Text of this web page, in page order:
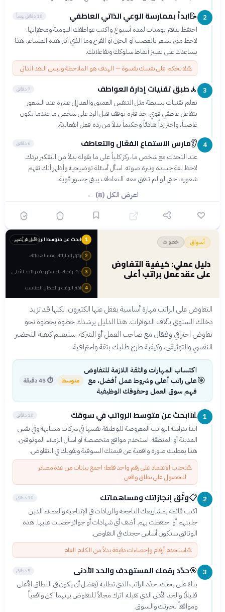
2
📝ابدأ بممارسة الوعي الذاتي العاطفي 10 دقائق يومياً
احتفظ بدفتر يوميات لمدة أسبوع واكتب عواطفك اليومية ومحفزاتها.
لاحظ متى تشعر بالغضب أو الحزن أو الفرح وما الذي أثار هذه المشاعر. هذا
يساعدك على تمييز أنماط سلوكك وتفاعلاتك.
⚠️لا تحكم على نفسك بقسوة — الهدف هو الملاحظة وليس النقد الذاتي
3
🧘طبق تقنيات إدارة العواطف 7 دقائق
تعلم تقنيات بسيطة مثل التنفس العميق والعد إلى عشرة عند الشعور
بتفاعل عاطفي قوي. خذ فترة توقف قبل الرد على شخص ما عندما تكون
غاضباً، واختر رداً هادئاً وحكيماً بدلاً من ردة فعل انفعالية.
4
👂مارس الاستماع الفعّال والتعاطف 6 دقائق
عند التحدث مع شخص ما، ركز كلياً على ما يقوله بدلاً من التفكير بردك.
لاحظ لغة جسده ونبرة صوته. اسأل أسئلة توضيحية وأظهر أنك تفهم
شعوره، حتى لو لم تتفق معه. التعاطف يبني جسور قوية.
اعرض الكل (8) ←
أسواق خطوات
دليل عملي: كيفية التفاوض
على عقد عمل براتب أعلى
قبل 4 أشهر 1 ابحث عن متوسط الرواتب في سوقك
2 وثّق إنجازاتك ومساهماتك
3 حدّد رقمك المستهدف والحد الأدنى
4 اختر الوقت والمكان المناسب
التفاوض على الراتب مهارة أساسية يغفل عنها الكثيرون، لكنها قد تزيد
دخلك السنوي بآلاف الدولارات. هذا الدليل يرشدك خطوة بخطوة نحو
تفاوض احترافي وفعّال مع صاحب العمل أو الشركة. ستتعلم كيفية التحضير
النفسي والتوثيقي، وكيفية طرح طلبك بثقة واحترافية.
🎯
اكتساب المهارات والثقة اللازمة للتفاوض
على راتب أعلى وشروط عمل أفضل، مع
فهم سوق العمل وحقوقك الوظيفية
متوسط ⏱45 دقيقة
1
📊ابحث عن متوسط الرواتب في سوقك 10 دقائق
ابدأ بدراسة الرواتب المعروضة للوظيفة نفسها في شركات مشابهة وفي نفس
المدينة أو المنطقة. استخدم مواقع متخصصة أو اسأل الزملاء الموثوقين.
هذا يعطيك صورة واقعية عن قيمتك السوقية ويقويك في التفاوض.
⚠️تجنب الاعتماد على رقم واحد فقط؛ اجمع بيانات من عدة مصادر
للحصول على نطاق واقعي
2
📋وثّق إنجازاتك ومساهماتك 10 دقائق
اكتب قائمة بمشاريعك الناجحة والزيادات في الإنتاجية والعملاء الذين
جلبتهم أو احتفظت بهم. أضف أي شهادات أو جوائز حصلت عليها. هذه
الوثائق ستكون أساس حجتك في التفاوض.
⚠️استخدم أرقام وإحصاءات دقيقة بدلاً من الكلام العام
3
🎯حدّد رقمك المستهدف والحد الأدنى 5 دقائق
بناءً على بحثك، حدّد الراتب الذي تطلبه (يفضل أن يكون في النطاق الأعلى
قليلاً) والحد الأدنى الذي تقبله. اترك مجالاً للتفاوض بينهما. كن واقعياً
وموافقاً لخبرتك والسوق.